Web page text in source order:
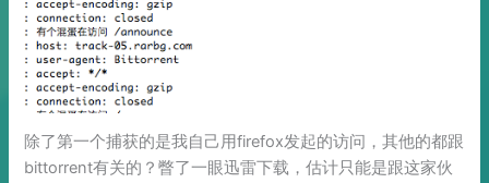
除了第一个捕获的是我自己用firefox发起的访问，其他的都跟
bittorrent有关的？瞥了一眼迅雷下载，估计只能是跟这家伙